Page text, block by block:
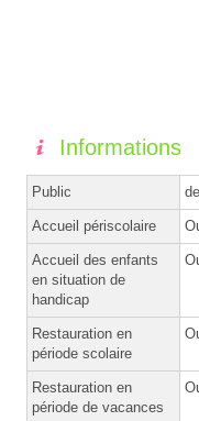
Informations
Public
Accueil périscolaire
Accueil des enfants
en situation de
handicap
Restauration en
période scolaire
Restauration en
période de vacances